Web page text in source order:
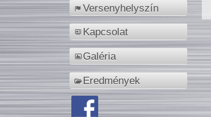
Versenyhelyszín
Kapcsolat
Galéria
Eredmények